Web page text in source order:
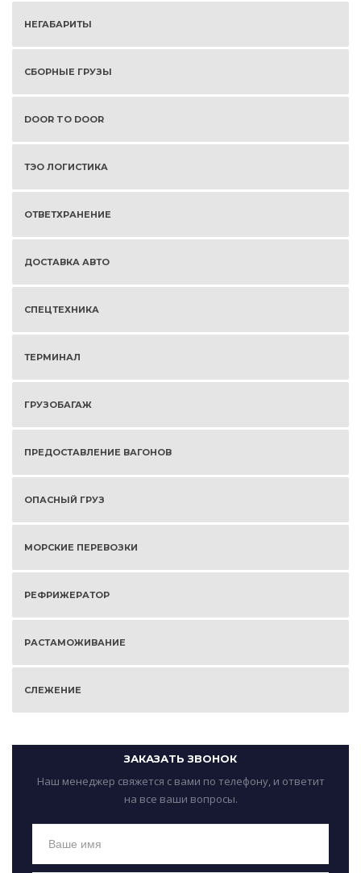
НЕГАБАРИТЫ
СБОРНЫЕ ГРУЗЫ
DOOR TO DOOR
ТЭО ЛОГИСТИКА
ОТВЕТХРАНЕНИЕ
ДОСТАВКА АВТО
СПЕЦТЕХНИКА
ТЕРМИНАЛ
ГРУЗОБАГАЖ
ПРЕДОСТАВЛЕНИЕ ВАГОНОВ
ОПАСНЫЙ ГРУЗ
МОРСКИЕ ПЕРЕВОЗКИ
РЕФРИЖЕРАТОР
РАСТАМОЖИВАНИЕ
СЛЕЖЕНИЕ
ЗАКАЗАТЬ ЗВОНОК
Наш менеджер свяжется с вами по телефону, и ответит
на все ваши вопросы.